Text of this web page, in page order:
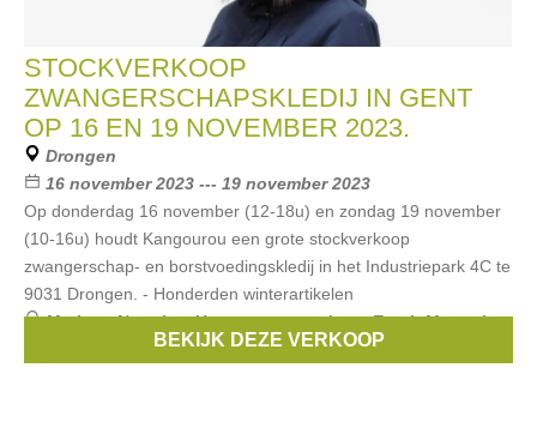
STOCKVERKOOP
ZWANGERSCHAPSKLEDIJ IN GENT
OP 16 EN 19 NOVEMBER 2023.
Drongen
16 november 2023 --- 19 november 2023
Op donderdag 16 november (12-18u) en zondag 19 november
(10-16u) houdt Kangourou een grote stockverkoop
zwangerschap- en borstvoedingskledij in het Industriepark 4C te
9031 Drongen. - Honderden winterartikelen
Merken:Noppies,Un ventre pour deux,Esprit Maternity,
, ...BEKIJK DEZE VERKOOP